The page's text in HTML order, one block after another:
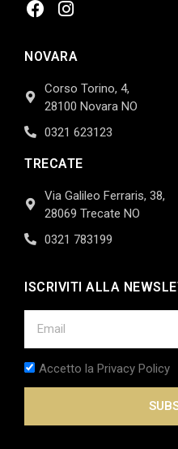
NOVARA
Corso Torino, 4,
28100 Novara NO
0321 623123
TRECATE
Via Galileo Ferraris, 38,
28069 Trecate NO
0321 783199
ISCRIVITI ALLA
Accetto la Privacy Policy